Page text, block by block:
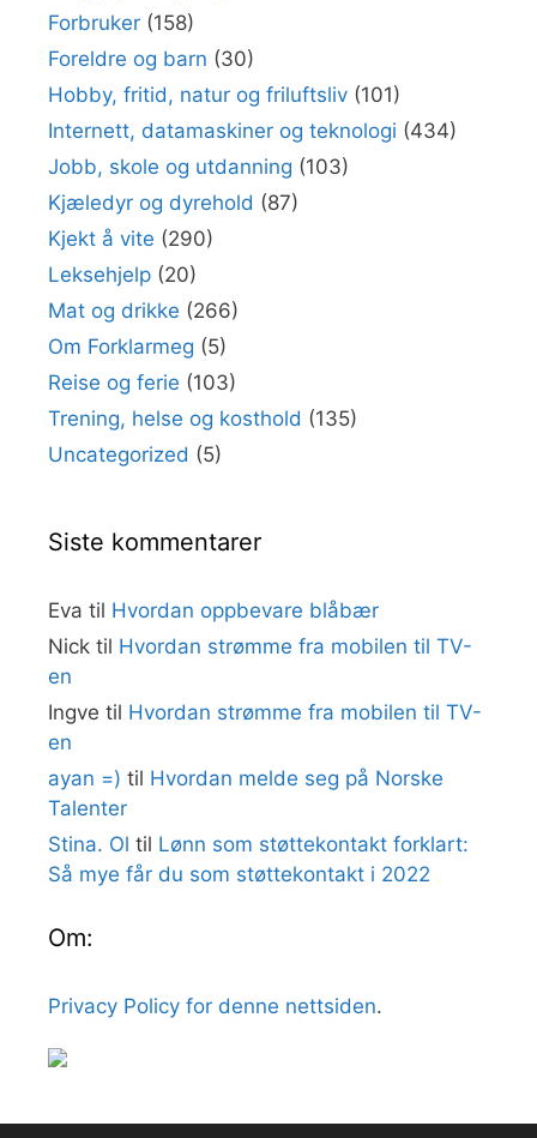
Forbruker (158)
Foreldre og barn (30)
Hobby, fritid, natur og friluftsliv (101)
Internett, datamaskiner og teknologi (434)
Jobb, skole og utdanning (103)
Kjæledyr og dyrehold (87)
Kjekt å vite (290)
Leksehjelp (20)
Mat og drikke (266)
Om Forklarmeg (5)
Reise og ferie (103)
Trening, helse og kosthold (135)
Uncategorized (5)
Siste kommentarer
Eva til Hvordan oppbevare blåbær
Nick til Hvordan strømme fra mobilen til TV-
en
Ingve til Hvordan strømme fra mobilen til TV-
en
ayan =) til Hvordan melde seg på Norske
Talenter
Stina. Ol til Lønn som støttekontakt forklart:
Så mye får du som støttekontakt i 2022
Om:
Privacy Policy for denne nettsiden.